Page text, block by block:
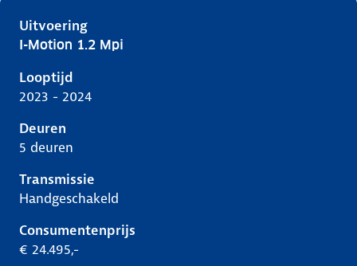
Uitvoering
Hyundai I20 iii-1e-facelift, 1.2 mpi, 62 kW, Benzine, 5
I-Motion 1.2 Mpi
Looptijd
2023 - 2024
Deuren
5 deuren
Transmissie
Handgeschakeld
Consumentenprijs
€ 24.495,-